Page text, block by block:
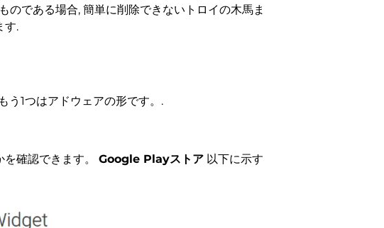
である場合, 簡単に削除できないトロイの木馬ま
す.
う1つはアドウェアの形です。.
確認できます。 Google Playストア 以下に示す